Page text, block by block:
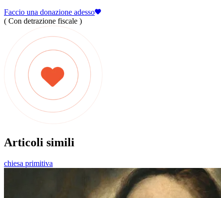
Faccio una donazione adesso
( Con detrazione fiscale )
Articoli simili
chiesa primitiva